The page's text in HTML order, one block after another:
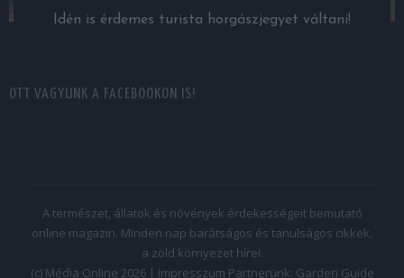
Idén is érdemes turista horgászjegyet váltani!
OTT VAGYUNK A FACEBOOKON IS!
A természet, állatok és növények érdekességeit bemutató
online magazin. Minden nap barátságos és tanulságos cikkek,
a zöld környezet hírei.
(c) Média Online 2026 | Impresszum Partnerünk: Garden Guide